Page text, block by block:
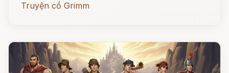
Truyện cổ Grimm